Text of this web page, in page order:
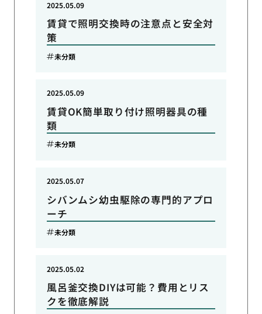
賃貸で照明交換時の注意点と安全対
策
2025.05.09
未分類
賃貸OK簡単取り付け照明器具の種
類
2025.05.09
未分類
シバンムシ幼虫駆除の専門的アプロ
ーチ
2025.05.07
未分類
風呂釜交換DIYは可能？費用とリス
クを徹底解説
2025.05.02